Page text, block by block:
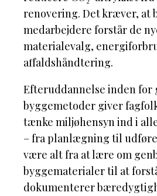
renovering. Det kræver, at
medarbejdere forstår de
materialevalg,
affaldshåndtering.
Efteruddannelse inden for
byggemetoder giver
tænke miljøhensyn ind i
– fra planlægning til
være alt fra at lære om
byggematerialer til at
dokumenterer